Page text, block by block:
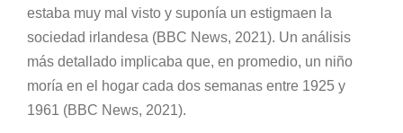
estaba muy mal visto y suponía un estigmaen la
sociedad irlandesa (BBC News, 2021). Un análisis
más detallado implicaba que, en promedio, un niño
moría en el hogar cada dos semanas entre 1925 y
1961 (BBC News, 2021).